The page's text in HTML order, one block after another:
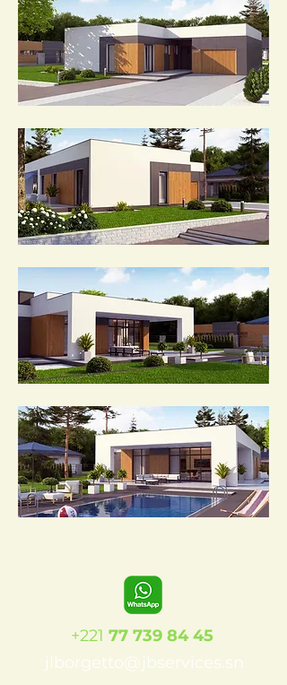
+221 77 739 84 45
jlborgetto@jbservices.sn